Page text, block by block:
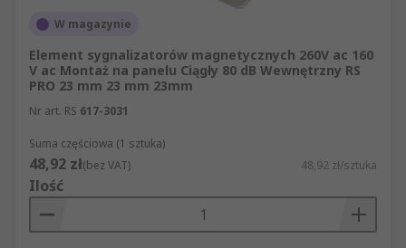
W magazynie
Element sygnalizatorów magnetycznych 260V ac 160
V ac Montaż na panelu Ciągły 80 dB Wewnętrzny RS
PRO 23 mm 23 mm 23mm
Nr art. RS 617-3031
Suma częściowa (1 sztuka)
48,92 zł(bez VAT) 48,92 zł/sztuka
Ilość